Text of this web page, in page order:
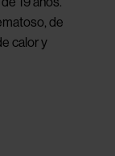
19 años.
de
calor y